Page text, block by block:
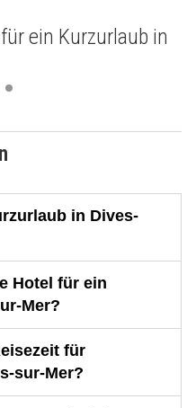
ein Kurzurlaub in
in Dives-
Hotel für ein
Mer?
für
sur-Mer?